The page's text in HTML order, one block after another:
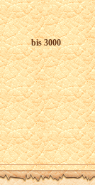
bis 3000